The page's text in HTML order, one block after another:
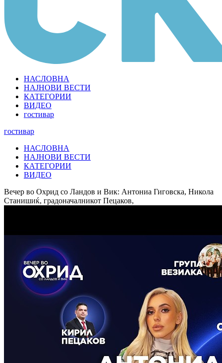
НАСЛОВНА
НАЈНОВИ ВЕСТИ
КАТЕГОРИИ
ВИДЕО
гостивар
гостивар
НАСЛОВНА
НАЈНОВИ ВЕСТИ
КАТЕГОРИИ
ВИДЕО
Вечер во Охрид со Ландов и Вик: Антониа Гиговска, Никола
Станишиќ, градоначалникот Пецаков,